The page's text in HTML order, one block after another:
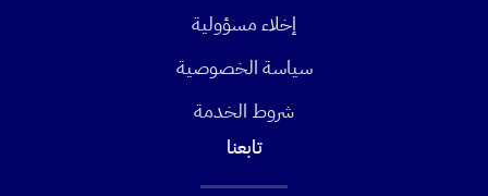
إخلاء مسؤولية
سياسة الخصوصية
شروط الخدمة
تابعنا